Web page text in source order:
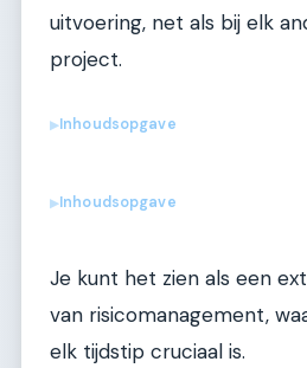
uitvoering, net als bij elk
project.
▶Inhoudsopgave
▶Inhoudsopgave
Je kunt het zien als een
van risicomanagement,
elk tijdstip cruciaal is.